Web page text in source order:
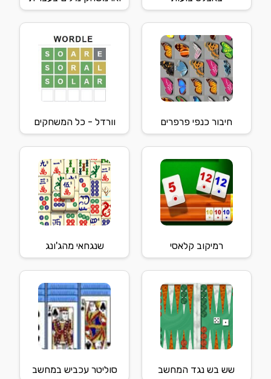
חיבור כנפי פרפרים וורדל - כל המשחקים
רמיקוב קלאסי שנגחאי מהג'ונג
שש בש נגד המחשב סוליטר עכביש במחשב